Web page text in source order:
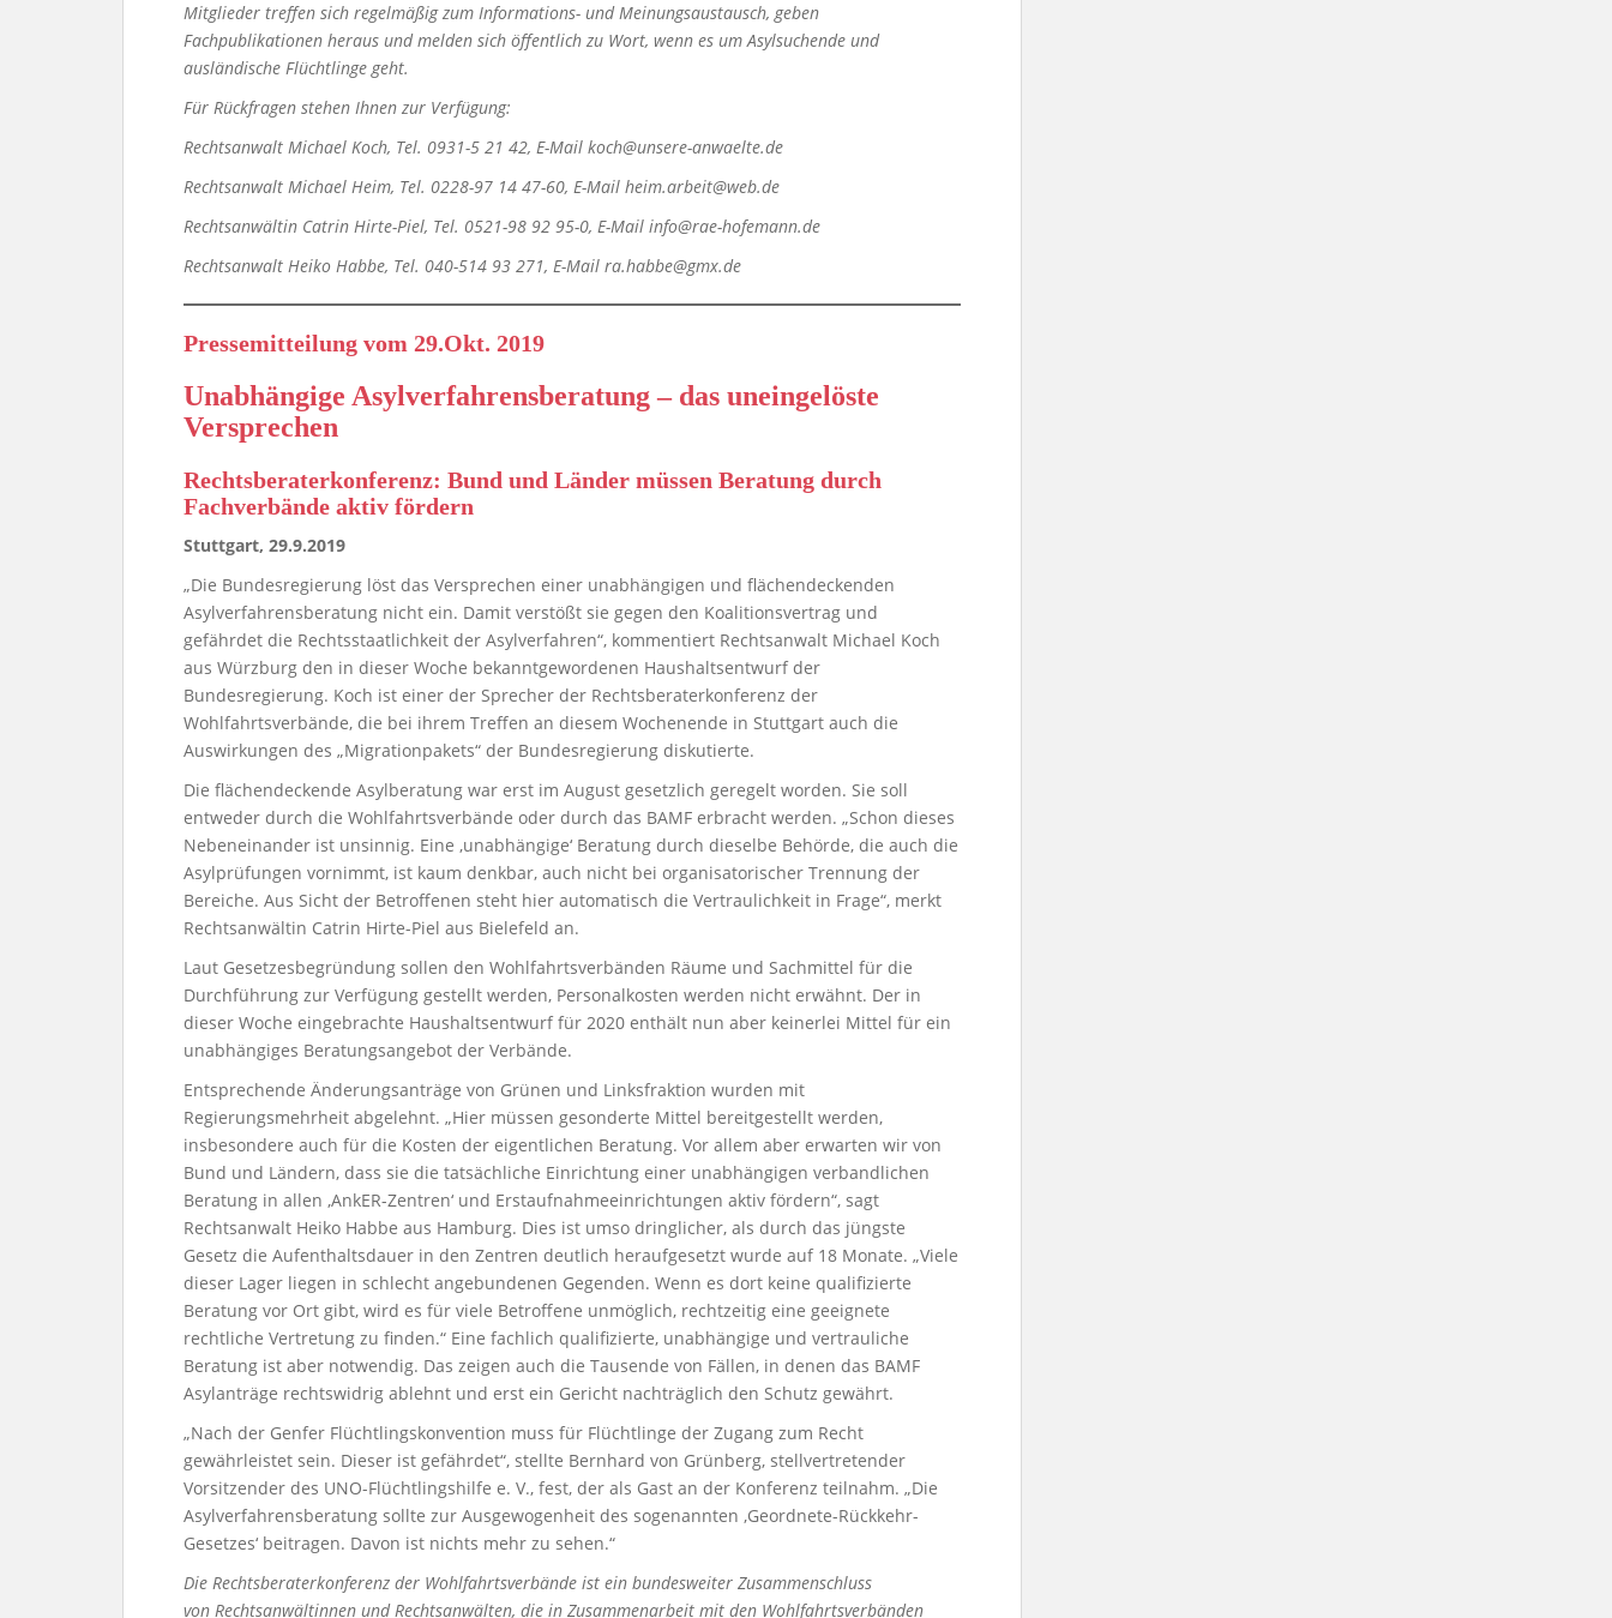
Mitglieder treffen sich regelmäßig zum Informations- und Meinungsaustausch, geben
Fachpublikationen heraus und melden sich öffentlich zu Wort, wenn es um Asylsuchende und
ausländische Flüchtlinge geht.
Für Rückfragen stehen Ihnen zur Verfügung:
Rechtsanwalt Michael Koch, Tel. 0931-5 21 42, E-Mail koch@unsere-anwaelte.de
Rechtsanwalt Michael Heim, Tel. 0228-97 14 47-60, E-Mail heim.arbeit@web.de
Rechtsanwältin Catrin Hirte-Piel, Tel. 0521-98 92 95-0, E-Mail info@rae-hofemann.de
Rechtsanwalt Heiko Habbe, Tel. 040-514 93 271, E-Mail ra.habbe@gmx.de
Pressemitteilung vom 29.Okt. 2019
Unabhängige Asylverfahrensberatung – das uneingelöste
Versprechen
Rechtsberaterkonferenz: Bund und Länder müssen Beratung durch
Fachverbände aktiv fördern
Stuttgart, 29.9.2019
„Die Bundesregierung löst das Versprechen einer unabhängigen und flächendeckenden
Asylverfahrensberatung nicht ein. Damit verstößt sie gegen den Koalitionsvertrag und
gefährdet die Rechtsstaatlichkeit der Asylverfahren“, kommentiert Rechtsanwalt Michael Koch
aus Würzburg den in dieser Woche bekanntgewordenen Haushaltsentwurf der
Bundesregierung. Koch ist einer der Sprecher der Rechtsberaterkonferenz der
Wohlfahrtsverbände, die bei ihrem Treffen an diesem Wochenende in Stuttgart auch die
Auswirkungen des „Migrationpakets“ der Bundesregierung diskutierte.
Die flächendeckende Asylberatung war erst im August gesetzlich geregelt worden. Sie soll
entweder durch die Wohlfahrtsverbände oder durch das BAMF erbracht werden. „Schon dieses
Nebeneinander ist unsinnig. Eine ‚unabhängige‘ Beratung durch dieselbe Behörde, die auch die
Asylprüfungen vornimmt, ist kaum denkbar, auch nicht bei organisatorischer Trennung der
Bereiche. Aus Sicht der Betroffenen steht hier automatisch die Vertraulichkeit in Frage“, merkt
Rechtsanwältin Catrin Hirte-Piel aus Bielefeld an.
Laut Gesetzesbegründung sollen den Wohlfahrtsverbänden Räume und Sachmittel für die
Durchführung zur Verfügung gestellt werden, Personalkosten werden nicht erwähnt. Der in
dieser Woche eingebrachte Haushaltsentwurf für 2020 enthält nun aber keinerlei Mittel für ein
unabhängiges Beratungsangebot der Verbände.
Entsprechende Änderungsanträge von Grünen und Linksfraktion wurden mit
Regierungsmehrheit abgelehnt. „Hier müssen gesonderte Mittel bereitgestellt werden,
insbesondere auch für die Kosten der eigentlichen Beratung. Vor allem aber erwarten wir von
Bund und Ländern, dass sie die tatsächliche Einrichtung einer unabhängigen verbandlichen
Beratung in allen ‚AnkER-Zentren‘ und Erstaufnahmeeinrichtungen aktiv fördern“, sagt
Rechtsanwalt Heiko Habbe aus Hamburg. Dies ist umso dringlicher, als durch das jüngste
Gesetz die Aufenthaltsdauer in den Zentren deutlich heraufgesetzt wurde auf 18 Monate. „Viele
dieser Lager liegen in schlecht angebundenen Gegenden. Wenn es dort keine qualifizierte
Beratung vor Ort gibt, wird es für viele Betroffene unmöglich, rechtzeitig eine geeignete
rechtliche Vertretung zu finden.“ Eine fachlich qualifizierte, unabhängige und vertrauliche
Beratung ist aber notwendig. Das zeigen auch die Tausende von Fällen, in denen das BAMF
Asylanträge rechtswidrig ablehnt und erst ein Gericht nachträglich den Schutz gewährt.
„Nach der Genfer Flüchtlingskonvention muss für Flüchtlinge der Zugang zum Recht
gewährleistet sein. Dieser ist gefährdet“, stellte Bernhard von Grünberg, stellvertretender
Vorsitzender des UNO-Flüchtlingshilfe e. V., fest, der als Gast an der Konferenz teilnahm. „Die
Asylverfahrensberatung sollte zur Ausgewogenheit des sogenannten ‚Geordnete-Rückkehr-
Gesetzes‘ beitragen. Davon ist nichts mehr zu sehen.“
Die Rechtsberaterkonferenz der Wohlfahrtsverbände ist ein bundesweiter Zusammenschluss
von Rechtsanwältinnen und Rechtsanwälten, die in Zusammenarbeit mit den Wohlfahrtsverbänden